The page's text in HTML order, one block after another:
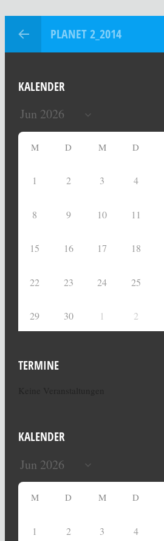
PLANET 2_2014
KALENDER
M D M D
1 2 3 4
8 9 10 11
15 16 17 18
22 23 24 25
29 30 1 2
TERMINE
KALENDER
M D M D
1 2 3 4